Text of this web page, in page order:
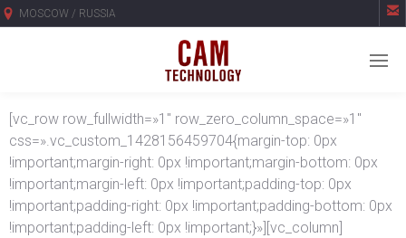
MOSCOW / RUSSIA 
[vc_row row_fullwidth=»1″ row_zero_column_space=»1″
css=».vc_custom_1428156459704{margin-top: 0px
!important;margin-right: 0px !important;margin-bottom: 0px
!important;margin-left: 0px !important;padding-top: 0px
!important;padding-right: 0px !important;padding-bottom: 0px
!important;padding-left: 0px !important;}»][vc_column]